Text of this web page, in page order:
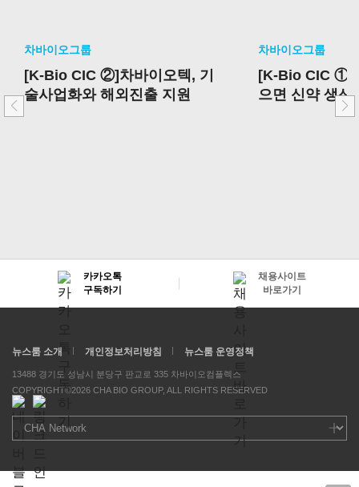
차바이오그룹
[K-Bio CIC ②]차바이오텍, 기
술사업화와 해외진출 지원
차바이오그룹
[K-Bio CIC ①]
으면 신약 생산
카카오톡
구독하기
채용사이트
바로가기
뉴스룸 소개 개인정보처리방침 뉴스룸 운영정책
13488 경기도 성남시 분당구 판교로 335 차바이오컴플렉스
COPYRIGHT©2026 CHA BIO GROUP, ALL RIGHTS RESERVED